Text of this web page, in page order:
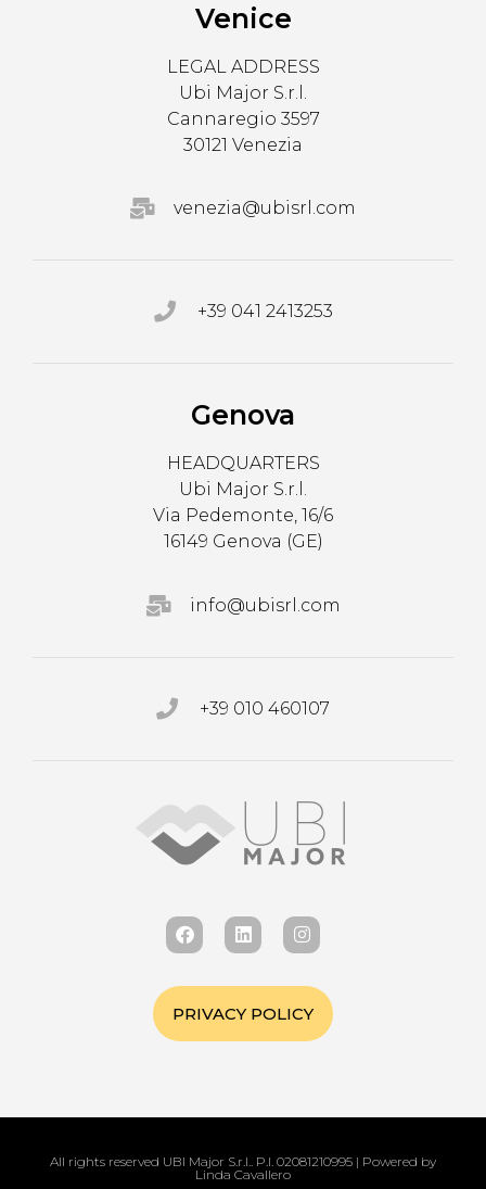
Venice
LEGAL ADDRESS
Ubi Major S.r.l.
Cannaregio 3597
30121 Venezia
venezia@ubisrl.com
+39 041 2413253
Genova
HEADQUARTERS
Ubi Major S.r.l.
Via Pedemonte, 16/6
16149 Genova (GE)
info@ubisrl.com
+39 010 460107
PRIVACY POLICY
All rights reserved UBI Major S.r.l.. P.I. 02081210995 | Powered by
Linda Cavallero